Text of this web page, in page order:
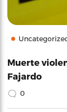
Muerte
Fajardo
0